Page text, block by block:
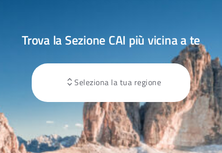
Trova la Sezione CAI più vicina a te